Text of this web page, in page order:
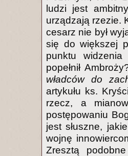
ludzi jest
urządzają rzezie.
cesarz nie był
się do większej
punktu widzenia
popełnił
władców do
artykułu ks.
rzecz, a
postępowaniu
jest słuszne,
wojnę
Zresztą